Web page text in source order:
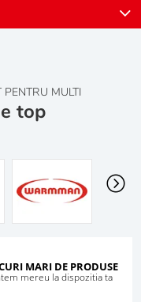
MULTI
top
MARI DE PRODUSE
mereu la dispozitia ta